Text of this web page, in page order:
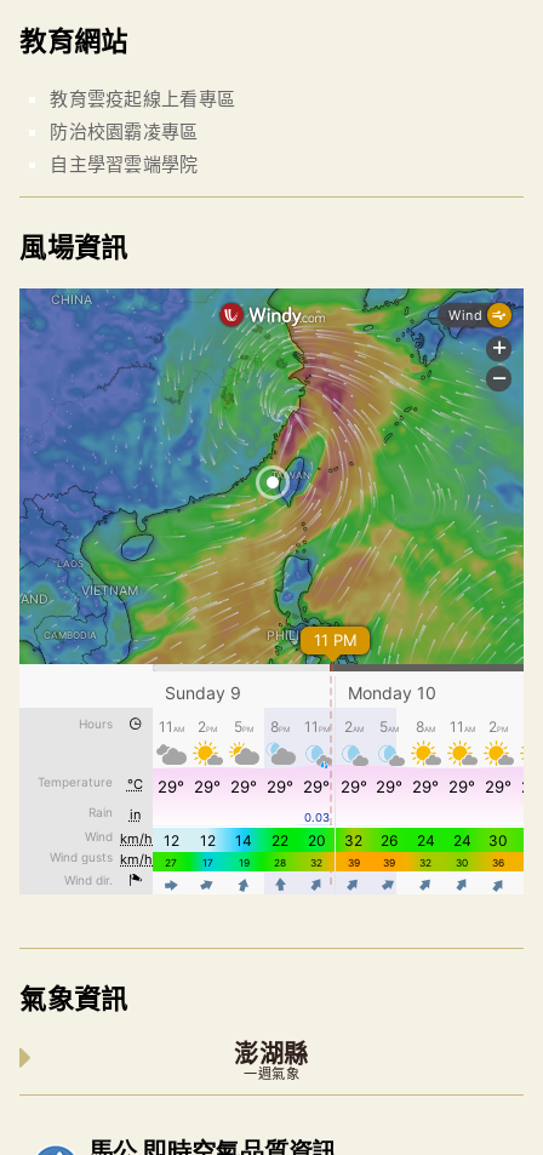
教育網站
教育雲疫起線上看專區
防治校園霸凌專區
自主學習雲端學院
風場資訊
氣象資訊
澎湖縣
一週氣象
內嵌空氣品質小工具為視覺預覽，完整即時空